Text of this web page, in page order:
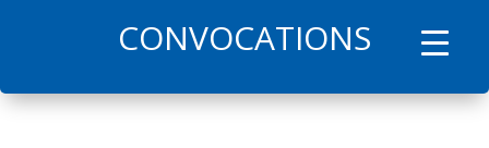
CONVOCATIONS